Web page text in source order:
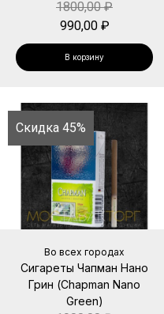
1800,00₽
990,00 ₽
В корзину
Скидка 45%
Во всех городах
Сигареты Чапман Нано
Грин (Chapman Nano
Green)